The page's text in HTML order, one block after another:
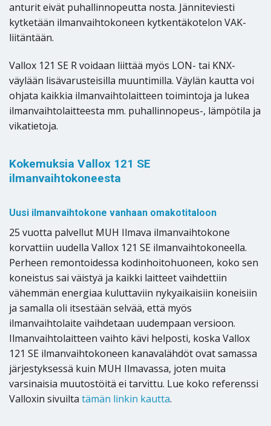
anturit eivät puhallinnopeutta nosta. Jänniteviesti
kytketään ilmanvaihtokoneen kytkentäkotelon VAK-
liitäntään.
Vallox 121 SE R voidaan liittää myös LON- tai KNX-
väylään lisävarusteisilla muuntimilla. Väylän kautta voi
ohjata kaikkia ilmanvaihtolaitteen toimintoja ja lukea
ilmanvaihtolaitteesta mm. puhallinnopeus-, lämpötila ja
vikatietoja.
Kokemuksia Vallox 121 SE
ilmanvaihtokoneesta
Uusi ilmanvaihtokone vanhaan omakotitaloon
25 vuotta palvellut MUH Ilmava ilmanvaihtokone
korvattiin uudella Vallox 121 SE ilmanvaihtokoneella.
Perheen remontoidessa kodinhoitohuoneen, koko sen
koneistus sai väistyä ja kaikki laitteet vaihdettiin
vähemmän energiaa kuluttaviin nykyaikaisiin koneisiin
ja samalla oli itsestään selvää, että myös
ilmanvaihtolaite vaihdetaan uudempaan versioon.
Ilmanvaihtolaitteen vaihto kävi helposti, koska Vallox
121 SE ilmanvaihtokoneen kanavalähdöt ovat samassa
järjestyksessä kuin MUH Ilmavassa, joten muita
varsinaisia muutostöitä ei tarvittu. Lue koko referenssi
Valloxin sivuilta tämän linkin kautta.